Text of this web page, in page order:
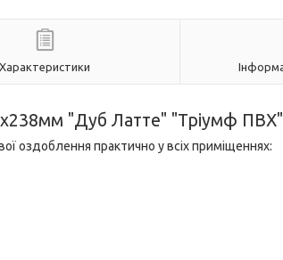
Характеристики
"Дуб Латте" "Тріумф ПВХ"
оздоблення практично у всіх приміщеннях: